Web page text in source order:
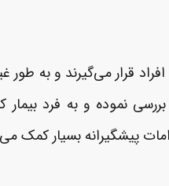
قرار می‌گیرند و به
نموده و به فرد
پیشگیرانه بسیار کمک